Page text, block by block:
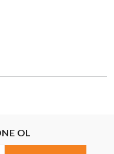
OL